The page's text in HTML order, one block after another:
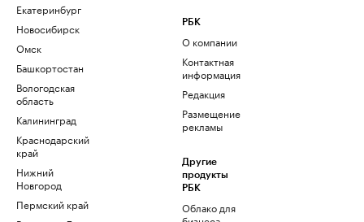
Екатеринбург
Новосибирск
Омск
Башкортостан
Вологодская
область
Калининград
Краснодарский
край
Нижний
Новгород
Пермский край
РБК
О компании
Контактная
информация
Редакция
Размещение
рекламы
Другие
продукты
РБК
Облако для